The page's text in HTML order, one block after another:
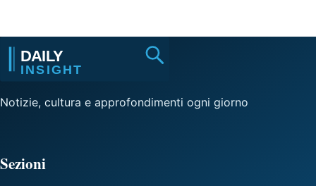
Notizie, cultura e approfondimenti ogni giorno
Sezioni